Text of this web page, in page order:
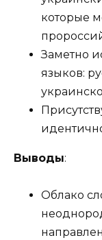
которые
Заметно
языков:
Выводы:
Облако